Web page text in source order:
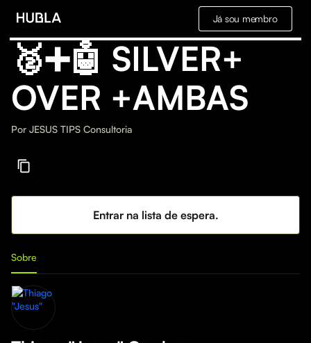
Já sou membro
🥈➕🤖 SILVER+
OVER +AMBAS
Por JESUS TIPS Consultoria
Entrar na lista de espera.
Sobre